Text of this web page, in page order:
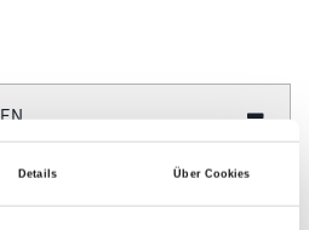
Details Über Cookies
30 min, durchgetrocknet: 2 h,